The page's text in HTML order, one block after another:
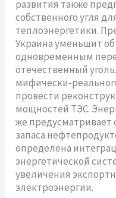
развития также
собственного угля
теплоэнергетики.
Украина уменьшит
одновременным
отечественный
мифически-
провести
мощностей ТЭС.
же предусматривает
запаса
определена
энергетической
увеличения
электроэнергии.